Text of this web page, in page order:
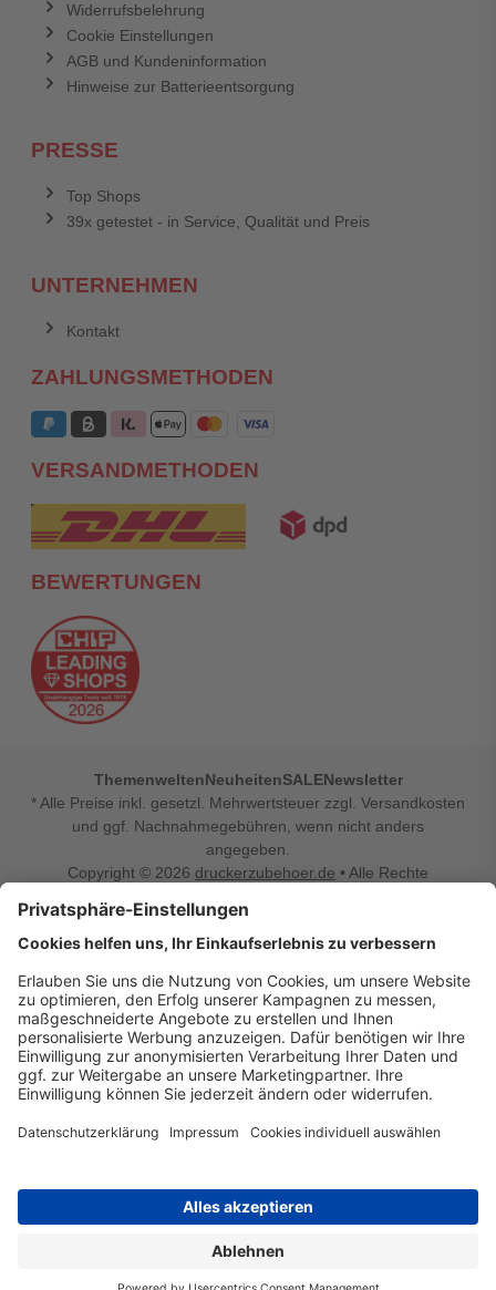
Widerrufsbelehrung
Cookie Einstellungen
AGB und Kundeninformation
Hinweise zur Batterieentsorgung
PRESSE
Top Shops
39x getestet - in Service, Qualität und Preis
UNTERNEHMEN
Kontakt
ZAHLUNGSMETHODEN
VERSANDMETHODEN
BEWERTUNGEN
ThemenweltenNeuheitenSALENewsletter
* Alle Preise inkl. gesetzl. Mehrwertsteuer zzgl. Versandkosten
und ggf. Nachnahmegebühren, wenn nicht anders
angegeben.
Copyright © 2026 druckerzubehoer.de • Alle Rechte
Vertrag widerrufen
Druckerzubehoer.de – preiswerte Qualität für Ihr Office
Sie sind auf der Suche nach dem passenden Druckerzubehör
oder Zubehör für das Büro, den Computer oder Ihr
Smartphone? Dann sind Sie bei Druckerzubehoer.de genau
richtig! Unser breites Sortiment bietet unter anderem Tinte
und Toner für alle gängigen Druckermodelle – großer sowie
kleiner Hersteller. Zugleich sind wir Ihr Online Fachhandel für
einrichten, die Werkstatt ausstatten oder den Alltag mit
was Ihren Arbeitsplatz noch komfortabler macht, finden Sie
bei uns auch Bastelspaß, Schulbedarf, Beleuchtung,
für die ganze Familie. Entdecken Sie günstige Angebote und
allerlei Ideen auf Druckerzubehoer.de!